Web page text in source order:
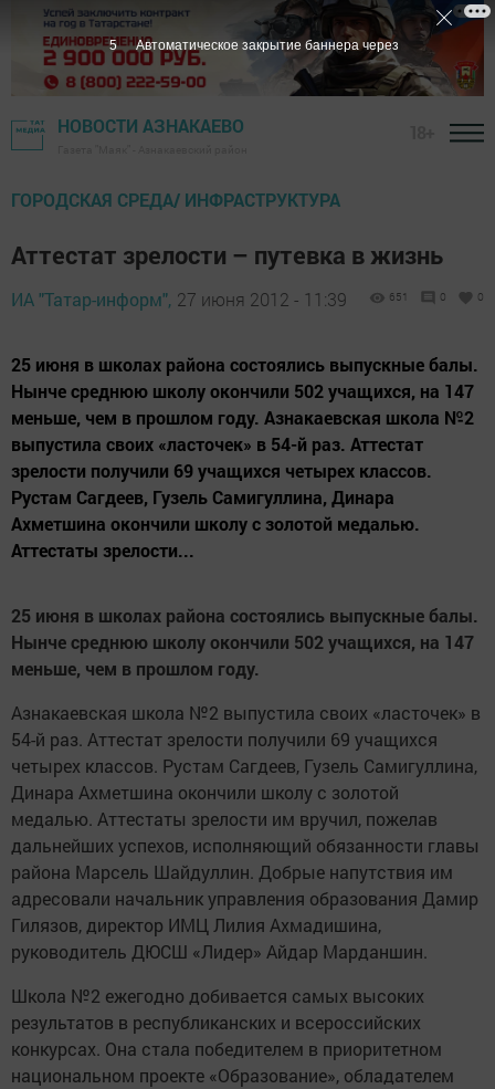
НОВОСТИ АЗНАКАЕВО
ГОРОДСКАЯ СРЕДА/ ИНФРАСТРУКТУРА
Аттестат зрелости – путевка в жизнь
ИА "Татар-информ", 27 июня 2012 - 11:39 651 0 0
25 июня в школах района состоялись выпускные балы.
Нынче среднюю школу окончили 502 учащихся, на 147
меньше, чем в прошлом году. Азнакаевская школа №2
выпустила своих «ласточек» в 54-й раз. Аттестат
зрелости получили 69 учащихся четырех классов.
Рустам Сагдеев, Гузель Самигуллина, Динара
Ахметшина окончили школу с золотой медалью.
Аттестаты зрелости...
25 июня в школах района состоялись выпускные балы.
Нынче среднюю школу окончили 502 учащихся, на 147
меньше, чем в прошлом году.
Азнакаевская школа №2 выпустила своих «ласточек» в
54-й раз. Аттестат зрелости получили 69 учащихся
четырех классов. Рустам Сагдеев, Гузель Самигуллина,
Динара Ахметшина окончили школу с золотой
медалью. Аттестаты зрелости им вручил, пожелав
дальнейших успехов, исполняющий обязанности главы
района Марсель Шайдуллин. Добрые напутствия им
адресовали начальник управления образования Дамир
Гилязов, директор ИМЦ Лилия Ахмадишина,
руководитель ДЮСШ «Лидер» Айдар Марданшин.
Школа №2 ежегодно добивается самых высоких
результатов в республиканских и всероссийских
конкурсах. Она стала победителем в приоритетном
национальном проекте «Образование», обладателем
5 Автоматическое закрытие баннера через